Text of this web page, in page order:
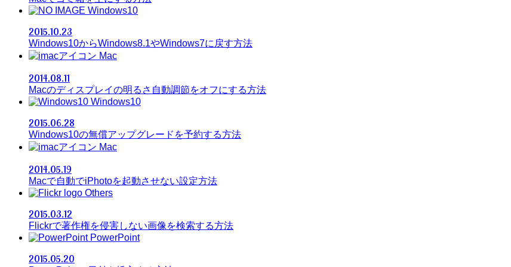
Windows10
2015.10.23
Windows10からWindows8.1やWindows7に戻す方法
Mac
2014.08.11
Macのディスプレイの明るさ自動調節をオフにする方法
Windows10
2015.06.28
Windows10の無償アップグレードを予約する方法
Mac
2014.05.19
Macで自動でiPhotoを起動させない設定方法
Others
2015.03.12
Flickrで著作権を侵害しない画像を検索する方法
PowerPoint
2015.05.20